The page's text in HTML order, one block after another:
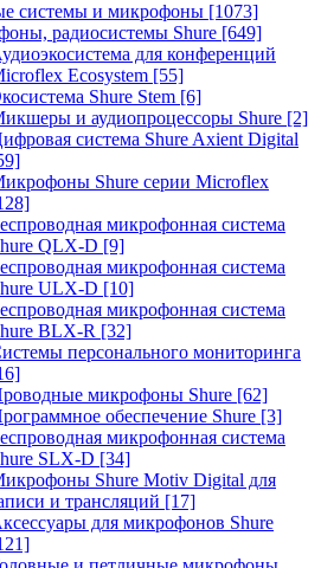
системы и микрофоны [1073]
радиосистемы Shure [649]
для конференций
Ecosystem [55]
Shure Stem [6]
и аудиопроцессоры Shure [2]
система Shure Axient Digital
Shure серии Microflex
микрофонная система
QLX-D [9]
микрофонная система
ULX-D [10]
микрофонная система
BLX-R [32]
персонального мониторинга
микрофоны Shure [62]
обеспечение Shure [3]
микрофонная система
SLX-D [34]
Shure Motiv Digital для
и трансляций [17]
для микрофонов Shure